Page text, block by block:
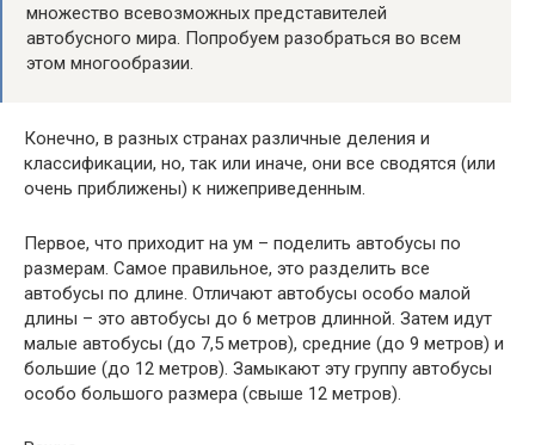
множество всевозможных представителей
автобусного мира. Попробуем разобраться во всем
этом многообразии.
Конечно, в разных странах различные деления и
классификации, но, так или иначе, они все сводятся (или
очень приближены) к нижеприведенным.
Первое, что приходит на ум – поделить автобусы по
размерам. Самое правильное, это разделить все
автобусы по длине. Отличают автобусы особо малой
длины – это автобусы до 6 метров длинной. Затем идут
малые автобусы (до 7,5 метров), средние (до 9 метров) и
большие (до 12 метров). Замыкают эту группу автобусы
особо большого размера (свыше 12 метров).